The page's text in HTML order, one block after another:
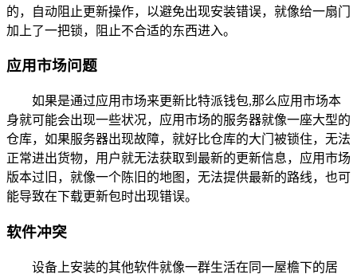
的，自动阻止更新操作，以避免出现安装错误，就像给一扇门
加上了一把锁，阻止不合适的东西进入。
应用市场问题
如果是通过应用市场来更新比特派钱包,那么应用市场本
身就可能会出现一些状况，应用市场的服务器就像一座大型的
仓库，如果服务器出现故障，就好比仓库的大门被锁住，无法
正常进出货物，用户就无法获取到最新的更新信息，应用市场
版本过旧，就像一个陈旧的地图，无法提供最新的路线，也可
能导致在下载更新包时出现错误。
软件冲突
设备上安装的其他软件就像一群生活在同一屋檐下的居